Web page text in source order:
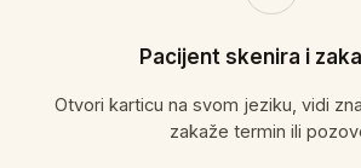
Pacijent skenira i
Otvori karticu na svom jeziku, vidi
zakaže termin ili